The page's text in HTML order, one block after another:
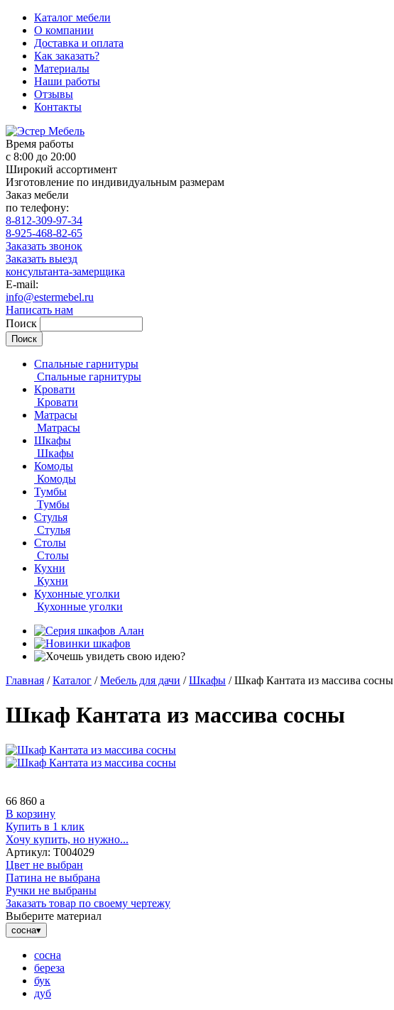
Каталог мебели
О компании
Доставка и оплата
Как заказать?
Материалы
Наши работы
Отзывы
Контакты
Время работы
с 8:00 до 20:00
Широкий ассортимент
Изготовление по индивидуальным размерам
Заказ мебели
по телефону:
8-812-309-97-34
8-925-468-82-65
Заказать звонок
Заказать выезд
консультанта-замерщика
E-mail:
info@estermebel.ru
Написать нам
Поиск
Спальные гарнитуры
Спальные гарнитуры
Кровати
Кровати
Матрасы
Матрасы
Шкафы
Шкафы
Комоды
Комоды
Тумбы
Тумбы
Стулья
Стулья
Столы
Столы
Кухни
Кухни
Кухонные уголки
Кухонные уголки
Главная / Каталог / Мебель для дачи / Шкафы / Шкаф Кантата из массива сосны
Шкаф Кантата из массива сосны
66 860 a
В корзину
Купить в 1 клик
Хочу купить, но нужно...
Артикул: Т004029
Цвет не выбран
Патина не выбрана
Ручки не выбраны
Заказать товар по своему чертежу
Выберите материал
сосна▾
сосна
береза
бук
дуб